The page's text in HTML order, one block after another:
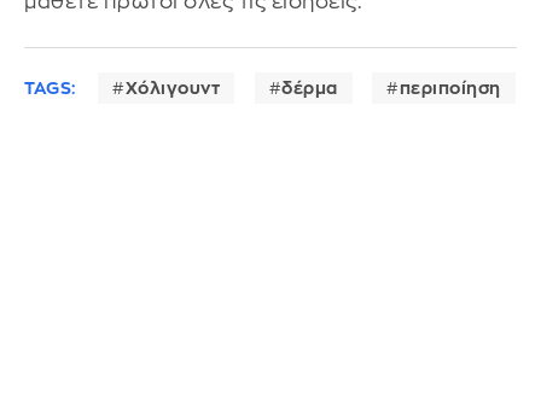
TAGS: Χόλιγουντ δέρμα περιποίηση